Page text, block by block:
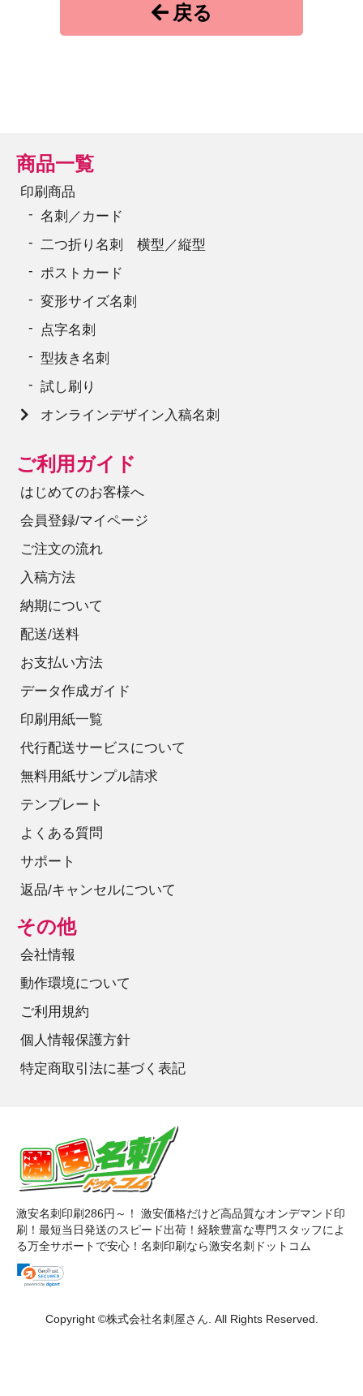
戻る
商品一覧
印刷商品
名刺／カード
二つ折り名刺 横型／縦型
ポストカード
変形サイズ名刺
点字名刺
型抜き名刺
試し刷り
オンラインデザイン入稿名刺
ご利用ガイド
はじめてのお客様へ
会員登録/マイページ
ご注文の流れ
入稿方法
納期について
配送/送料
お支払い方法
データ作成ガイド
印刷用紙一覧
代行配送サービスについて
無料用紙サンプル請求
テンプレート
よくある質問
サポート
返品/キャンセルについて
その他
会社情報
動作環境について
ご利用規約
個人情報保護方針
特定商取引法に基づく表記
激安名刺印刷286円～！ 激安価格だけど高品質なオンデマンド印
刷！最短当日発送のスピード出荷！経験豊富な専門スタッフによ
る万全サポートで安心！名刺印刷なら激安名刺ドットコム
Copyright ©株式会社名刺屋さん. All Rights Reserved.